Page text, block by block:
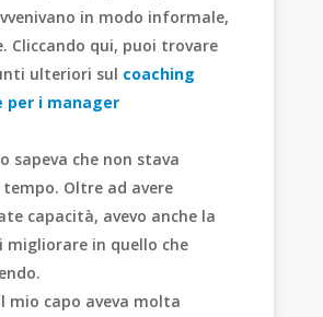
in modo informale,
Cliccando qui, puoi trovare
ulteriori sul coaching
per i manager
sapeva che non stava
Oltre ad avere
capacità, avevo anche la
migliorare in quello che
mio capo aveva molta